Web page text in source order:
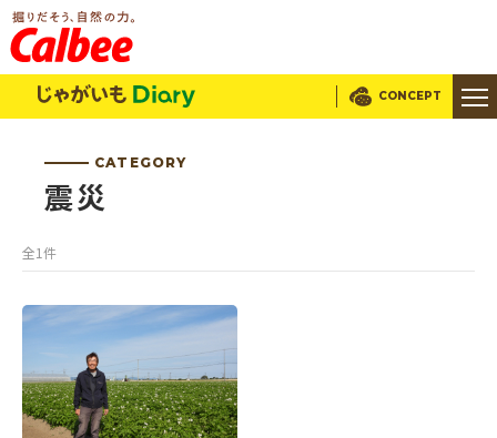
じゃがいもDialy CONCEPT
CATEGORY
震災
全1件